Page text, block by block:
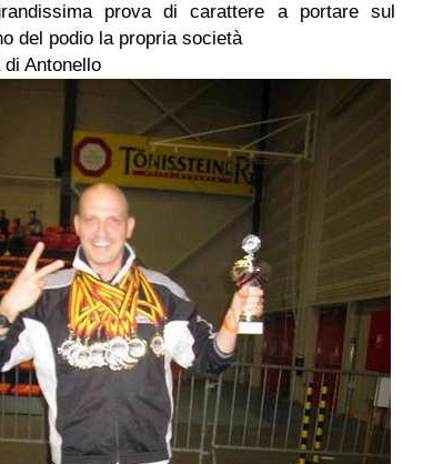
prova di carattere a portare sul
del podio la propria società
Antonello